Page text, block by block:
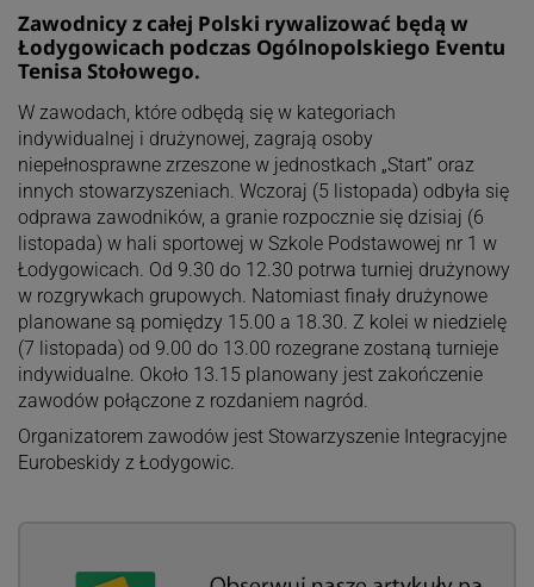
Zawodnicy z całej Polski rywalizować będą w
Łodygowicach podczas Ogólnopolskiego Eventu
Tenisa Stołowego.
W zawodach, które odbędą się w kategoriach
indywidualnej i drużynowej, zagrają osoby
niepełnosprawne zrzeszone w jednostkach „Start” oraz
innych stowarzyszeniach. Wczoraj (5 listopada) odbyła się
odprawa zawodników, a granie rozpocznie się dzisiaj (6
listopada) w hali sportowej w Szkole Podstawowej nr 1 w
Łodygowicach. Od 9.30 do 12.30 potrwa turniej drużynowy
w rozgrywkach grupowych. Natomiast finały drużynowe
planowane są pomiędzy 15.00 a 18.30. Z kolei w niedzielę
(7 listopada) od 9.00 do 13.00 rozegrane zostaną turnieje
indywidualne. Około 13.15 planowany jest zakończenie
zawodów połączone z rozdaniem nagród.
Organizatorem zawodów jest Stowarzyszenie Integracyjne
Eurobeskidy z Łodygowic.